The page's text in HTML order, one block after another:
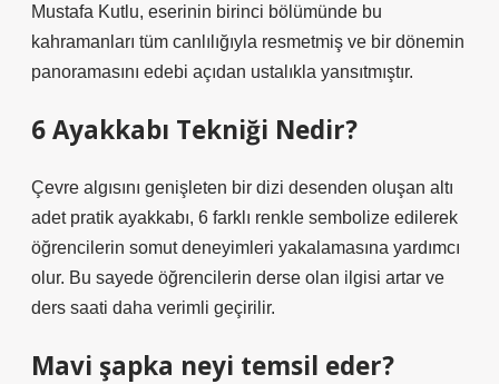
Mustafa Kutlu, eserinin birinci bölümünde bu
kahramanları tüm canlılığıyla resmetmiş ve bir dönemin
panoramasını edebi açıdan ustalıkla yansıtmıştır.
6 Ayakkabı Tekniği Nedir?
Çevre algısını genişleten bir dizi desenden oluşan altı
adet pratik ayakkabı, 6 farklı renkle sembolize edilerek
öğrencilerin somut deneyimleri yakalamasına yardımcı
olur. Bu sayede öğrencilerin derse olan ilgisi artar ve
ders saati daha verimli geçirilir.
Mavi şapka neyi temsil eder?